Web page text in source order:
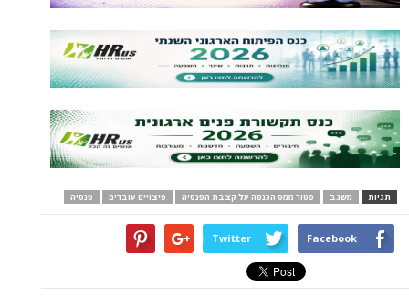
תגיות משגב פטור ממס הכנסה על קצבת הפנסיה פיצויים עובדים פנסיה
Facebook
Twitter